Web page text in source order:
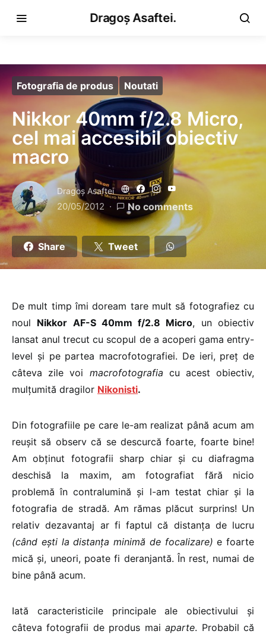
Dragoș Asaftei.
Fotografia de produs Noutati
Nikkor 40mm f/2.8 Micro,
cel mai accesibil obiectiv
macro
Dragoş Asaftei
20/05/2012 No comments
Share Tweet
De mult timp îmi doream tare mult să fotografiez cu
noul Nikkor AF-S 40mm f/2.8 Micro, un obiectiv
lansat anul trecut cu scopul de a acoperi gama entry-
level și pe partea macrofotografiei. De ieri, preț de
câteva zile voi macrofotografia cu acest obiectiv,
mulțumită dragilor Nikonisti.
Din fotografiile pe care le-am realizat până acum am
reușit să observ că se descurcă foarte, foarte bine!
Am obținut fotografii sharp chiar și cu diafragma
deschisă la maxim, am fotografiat fără nicio
problemă în contralumină și l-am testat chiar și la
fotografia de stradă. Am rămas plăcut surprins! Un
relativ dezavantaj ar fi faptul că distanța de lucru
(când ești la distanța minimă de focalizare) e foarte
mică și, uneori, poate fi deranjantă. În rest, numai de
bine până acum.
Iată caracteristicile principale ale obiectivului și
câteva fotografii de produs maiaparte. Probabil că